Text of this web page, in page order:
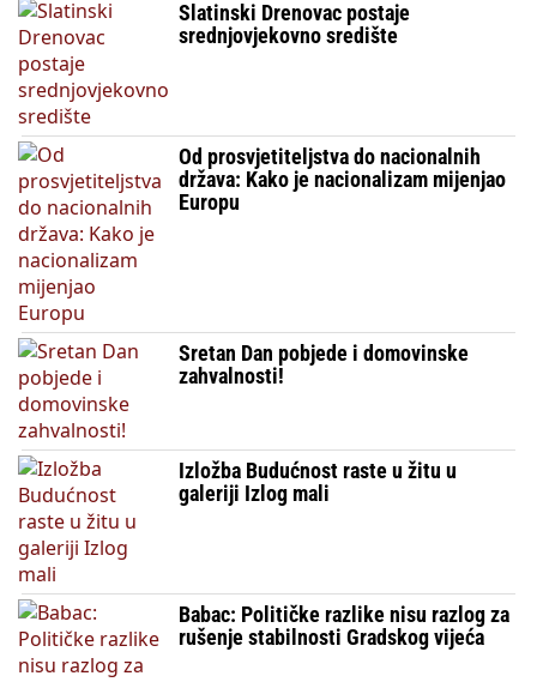
Slatinski Drenovac postaje
srednjovjekovno središte
Od prosvjetiteljstva do nacionalnih
država: Kako je nacionalizam mijenjao
Europu
Sretan Dan pobjede i domovinske
zahvalnosti!
Izložba Budućnost raste u žitu u
galeriji Izlog mali
Babac: Političke razlike nisu razlog za
rušenje stabilnosti Gradskog vijeća